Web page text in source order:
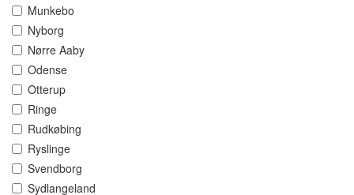
Munkebo
Nyborg
Nørre Aaby
Odense
Otterup
Ringe
Rudkøbing
Ryslinge
Svendborg
Sydlangeland